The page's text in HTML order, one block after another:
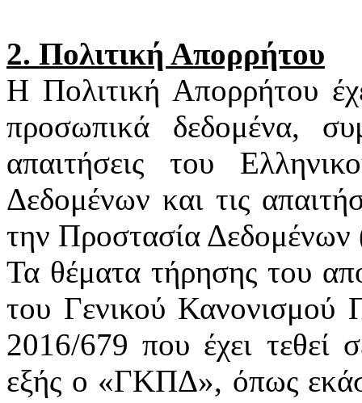
2. Πολιτική Απορρήτου
Η Πολιτική Απορρήτου
προσωπικά δεδομένα,
απαιτήσεις του
Δεδομένων και τις
την Προστασία
Τα θέματα τήρησης του
του Γενικού
2016/679 που έχει τεθεί
εξής ο «ΓΚΠΔ», όπως